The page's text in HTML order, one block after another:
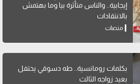
إيجابية.. والناس متأثرة بيا وما بهتمش
بالانتقادات
منصات
بكلمات رومانسية.. طه دسوقي يحتفل
بعيد زواجه الثالث